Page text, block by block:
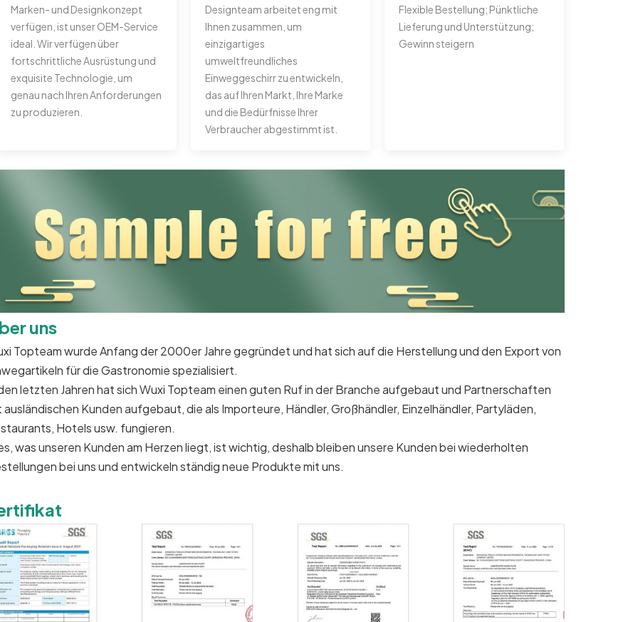
Marken- und Designkonzept
verfügen, ist unser OEM-Service
ideal. Wir verfügen über
fortschrittliche Ausrüstung und
exquisite Technologie, um
genau nach Ihren Anforderungen
zu produzieren.
Designteam arbeitet eng mit
Ihnen zusammen, um
einzigartiges
umweltfreundliches
Einweggeschirr zu entwickeln,
das auf Ihren Markt, Ihre Marke
und die Bedürfnisse Ihrer
Verbraucher abgestimmt ist.
Flexible Bestellung; Pünktliche
Lieferung und Unterstützung;
Gewinn steigern
uns
Topteam wurde Anfang der 2000er Jahre gegründet und hat sich auf die Herstellung und den Export von
für die Gastronomie spezialisiert.
letzten Jahren hat sich Wuxi Topteam einen guten Ruf in der Branche aufgebaut und Partnerschaften
ausländischen Kunden aufgebaut, die als Importeure, Händler, Großhändler, Einzelhändler, Partyläden,
Hotels usw. fungieren.
was unseren Kunden am Herzen liegt, ist wichtig, deshalb bleiben unsere Kunden bei wiederholten
bei uns und entwickeln ständig neue Produkte mit uns.